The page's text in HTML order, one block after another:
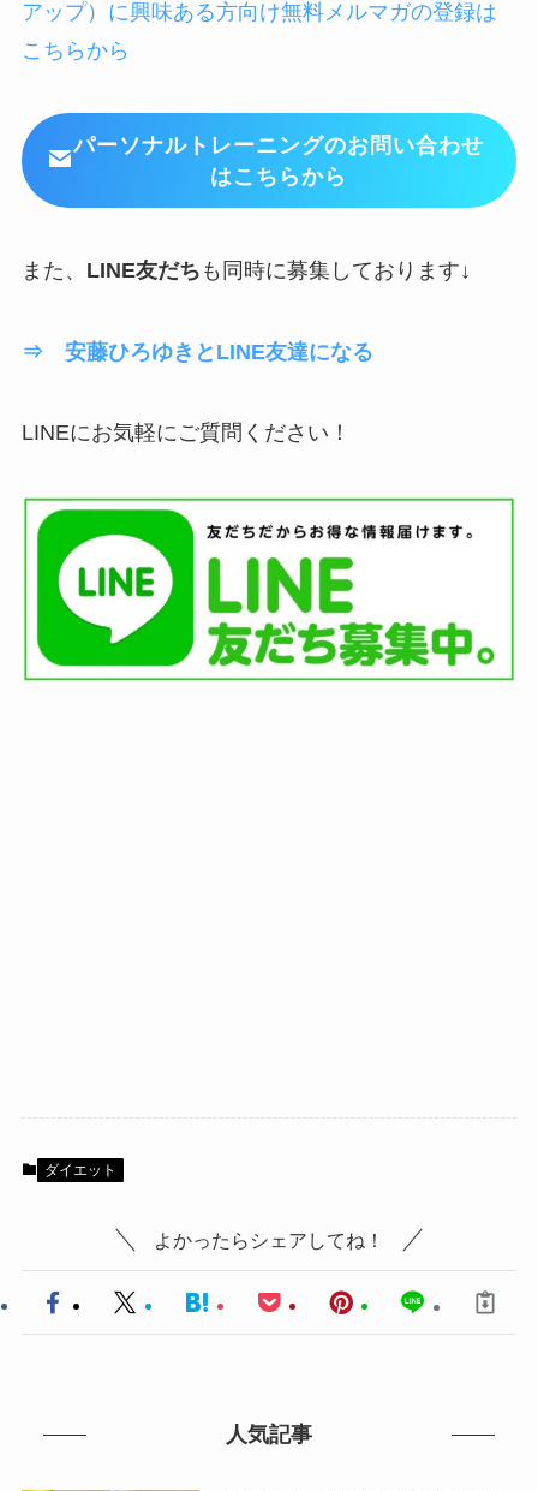
アップ）に興味ある方向け無料メルマガの登録は
こちらから
パーソナルトレーニングのお問い合わせ
はこちらから
また、 LINE友だち も同時に募集しております↓
⇒ 安藤ひろゆきとLINE友達になる
LINEにお気軽にご質問ください！
ダイエット
よかったらシェアしてね！
人気記事